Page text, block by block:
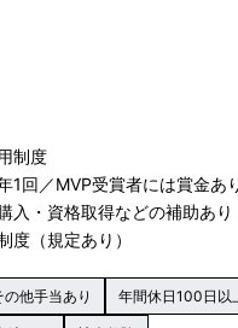
制度
1回／MVP受賞者には賞金あり
入・資格取得などの補助あり
度（規定あり）
の他手当あり 年間休日100日以